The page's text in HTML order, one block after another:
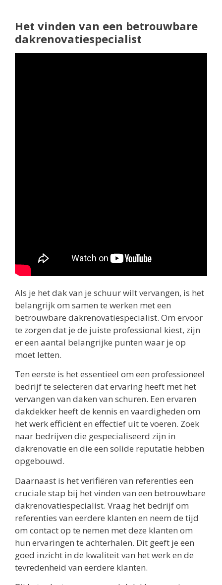
Het vinden van een betrouwbare
dakrenovatiespecialist
Als je het dak van je schuur wilt vervangen, is het
belangrijk om samen te werken met een
betrouwbare dakrenovatiespecialist. Om ervoor
te zorgen dat je de juiste professional kiest, zijn
er een aantal belangrijke punten waar je op
moet letten.
Ten eerste is het essentieel om een professioneel
bedrijf te selecteren dat ervaring heeft met het
vervangen van daken van schuren. Een ervaren
dakdekker heeft de kennis en vaardigheden om
het werk efficiënt en effectief uit te voeren. Zoek
naar bedrijven die gespecialiseerd zijn in
dakrenovatie en die een solide reputatie hebben
opgebouwd.
Daarnaast is het verifiëren van referenties een
cruciale stap bij het vinden van een betrouwbare
dakrenovatiespecialist. Vraag het bedrijf om
referenties van eerdere klanten en neem de tijd
om contact op te nemen met deze klanten om
hun ervaringen te achterhalen. Dit geeft je een
goed inzicht in de kwaliteit van het werk en de
tevredenheid van eerdere klanten.